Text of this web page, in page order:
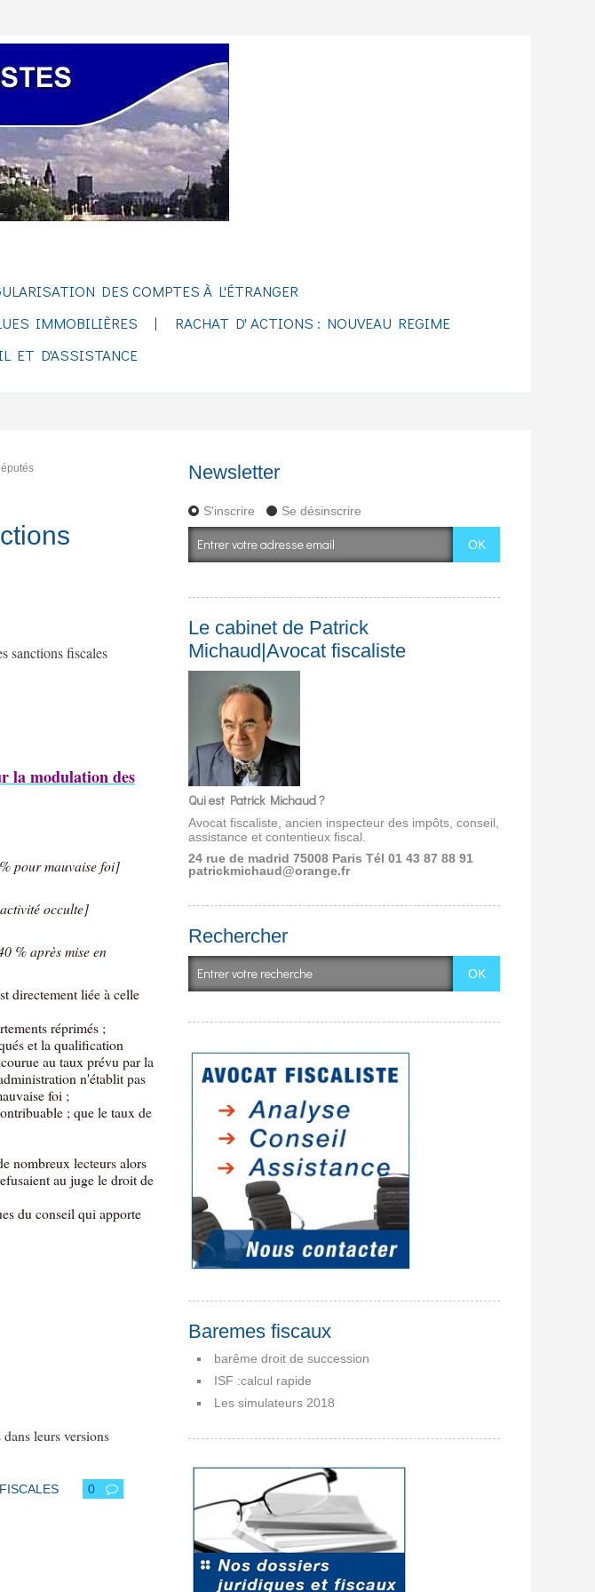
DES COMPTES À L'ÉTRANGER
IMMOBILIÈRES
RACHAT D' ACTIONS : NOUVEAU REGIME
ET D'ASSISTANCE
sanctions fiscales
la modulation des
pour mauvaise foi]
occulte]
% après mise en
directement liée à celle
réprimés ;
et la qualification
au taux prévu par la
n'établit pas
foi ;
; que le taux de
nombreux lecteurs alors
au juge le droit de
du conseil qui apporte
leurs versions
0
Newsletter
S'inscrire Se désinscrire
Le cabinet de Patrick
Michaud|Avocat fiscaliste
Qui est Patrick Michaud ?
Avocat fiscaliste, ancien inspecteur des impôts, conseil,
assistance et contentieux fiscal.
24 rue de madrid 75008 ParisTél 01 43 87 88 91
patrickmichaud@orange.fr
Rechercher
Baremes fiscaux
barême droit de succession
ISF :calcul rapide
Les simulateurs 2018